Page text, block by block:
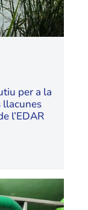
per a la
llacunes
l’EDAR